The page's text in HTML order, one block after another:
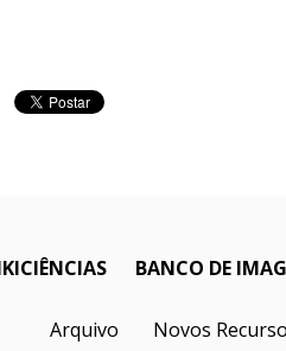
BANCO DE
Arquivo Novos